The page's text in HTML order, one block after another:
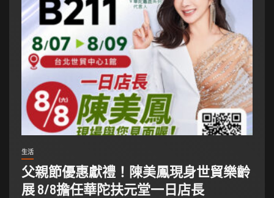
生活
父親節優惠獻禮！陳美鳳現身世貿樂齡
展 8/8擔任華陀扶元堂一日店長